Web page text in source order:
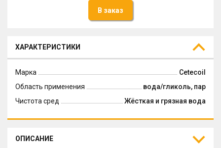
В заказ
ХАРАКТЕРИСТИКИ
Марка
Cetecoil
Область применения
вода/гликоль, пар
Чистота сред
Жёсткая и грязная вода
ОПИСАНИЕ